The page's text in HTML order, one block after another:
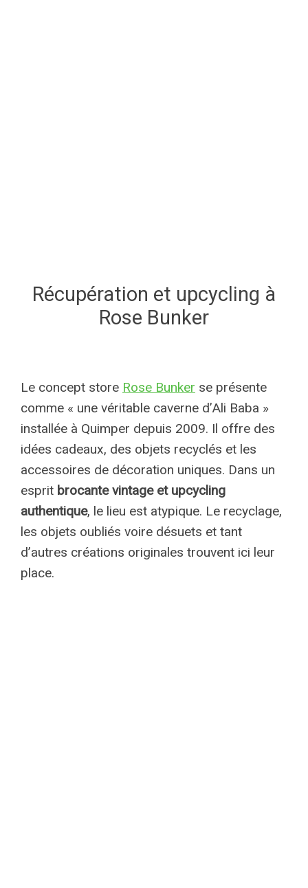
Récupération et upcycling à
Rose Bunker
Le concept store Rose Bunker se présente
comme « une véritable caverne d’Ali Baba »
installée à Quimper depuis 2009. Il offre des
idées cadeaux, des objets recyclés et les
accessoires de décoration uniques. Dans un
esprit brocante vintage et upcycling
authentique, le lieu est atypique. Le recyclage,
les objets oubliés voire désuets et tant
d’autres créations originales trouvent ici leur
place.